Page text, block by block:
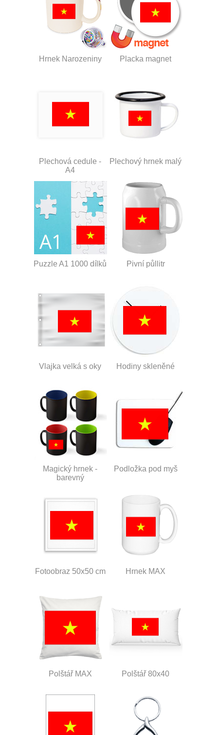
Hrnek Narozeniny Placka magnet
Plechová cedule -
A4
Plechový hrnek malý
Puzzle A1 1000 dílků Pivní půllitr
Vlajka velká s oky Hodiny skleněné
Magický hrnek -
barevný
Podložka pod myš
Fotoobraz 50x50 cm Hrnek MAX
Polštář MAX Polštář 80x40